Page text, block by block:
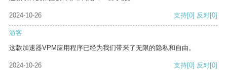
2024-10-26 支持[0] 反对[0]
游客
这款加速器VPM应用程序已经为我们带来了无限的隐私和自由。
2024-10-26 支持[0] 反对[0]